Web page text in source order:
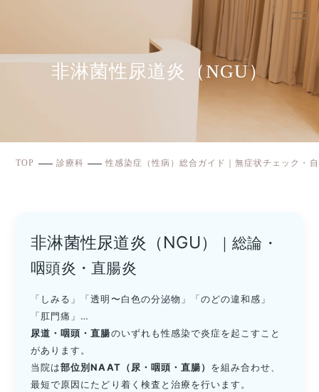
非淋菌性尿道炎（NGU）
TOP 診療科 性感染症（性病）総合ガイド｜無症状チェック・
非淋菌性尿道炎（NGU）
｜総論・
咽頭炎・直腸炎
「しみる」「透明〜白色の分泌物」「のどの違和感」
「肛門痛」…
尿道・咽頭・直腸のいずれも性感染で炎症を起こすこと
があります。
当院は部位別NAAT（尿・咽頭・直腸） を組み合わせ、
最短で原因にたどり着く検査と治療を行います。